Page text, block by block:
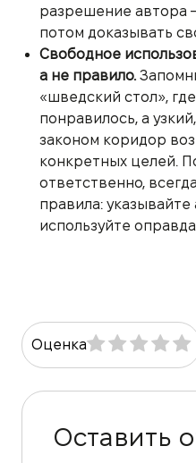
разрешение автора
потом доказывать
Свободное
а не правило.
«шведский стол»,
понравилось, а
законом коридор
конкретных целей.
ответственно,
правила: указывайте
используйте
Оценка
Оставить